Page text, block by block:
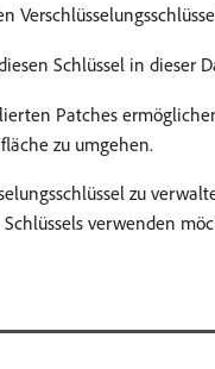
Schlüssel in
Patches
zu umgehen.
zu
verwenden